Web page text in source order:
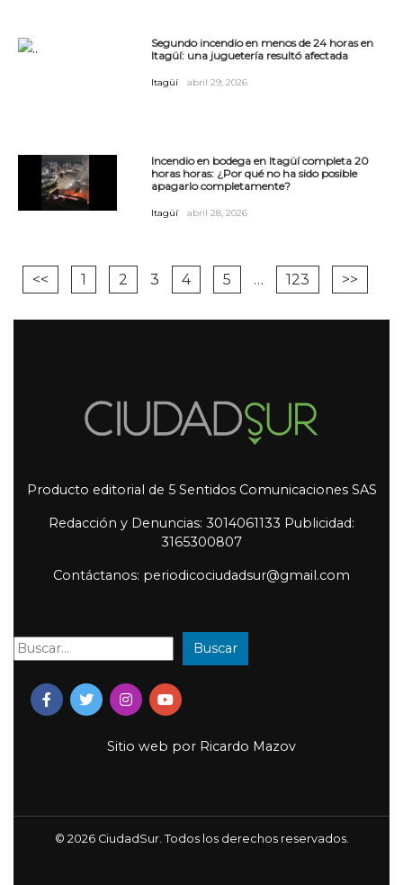
Segundo incendio en menos de 24 horas en
Itagüí: una juguetería resultó afectada
Itagüí abril 29, 2026
Incendio en bodega en Itagüí completa 20
horas horas: ¿Por qué no ha sido posible
apagarlo completamente?
Itagüí abril 28, 2026
<< 1 2 3 4 5 … 123 >>
Producto editorial de 5 Sentidos Comunicaciones SAS
Redacción y Denuncias: 3014061133 Publicidad:
3165300807
Contáctanos: periodicociudadsur@gmail.com
Buscar: Buscar
Sitio web por Ricardo Mazov
© 2026 CiudadSur. Todos los derechos reservados.